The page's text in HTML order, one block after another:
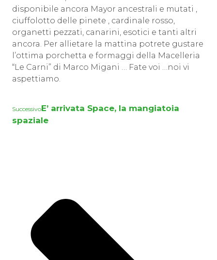
disponibile ancora Mayor ancestrali e mutati ,
ciuffolotto delle pinete , cardinale rosso,
organetti pezzati, canarini, esotici e tanti altri
ancora. Per allietare la mattina potrete gustare
l’ottima porchetta e formaggi della Macelleria
“Le Carni” di Marco Migani … Fate voi …noi vi
aspettiamo.
SuccessivoE’ arrivata Space, la mangiatoia
spaziale